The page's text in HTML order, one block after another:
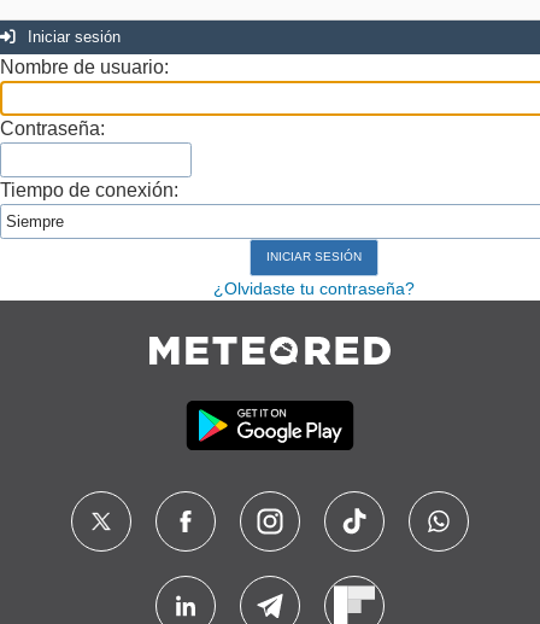
Iniciar sesión
Nombre de usuario:
Contraseña:
Tiempo de conexión:
¿Olvidaste tu contraseña?